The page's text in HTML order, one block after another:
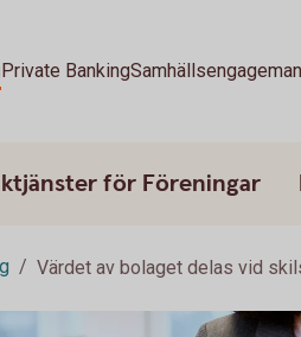
Private Banking
för Föreningar
Värdet av bolaget delas vid